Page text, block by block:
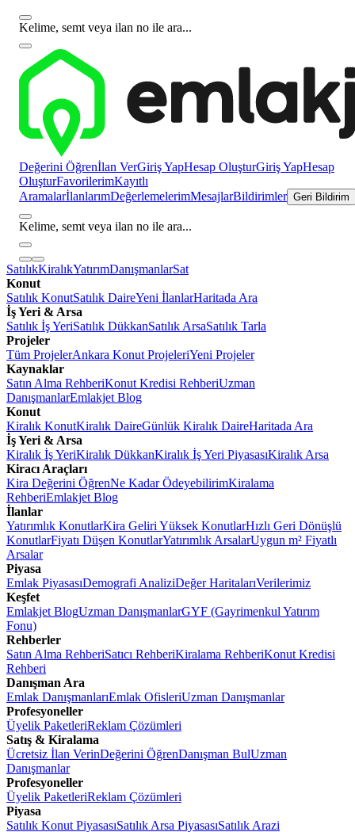
Kelime, semt veya ilan no ile ara...
Değerini Öğrenİlan VerGiriş YapHesap OluşturGiriş YapHesap
OluşturFavorilerimKayıtlı
AramalarİlanlarımDeğerlemelerimMesajlarBildirimler Geri Bildirim
Kelime, semt veya ilan no ile ara...
SatılıkKiralıkYatırımDanışmanlarSat
Konut
Satılık KonutSatılık DaireYeni İlanlarHaritada Ara
İş Yeri & Arsa
Satılık İş YeriSatılık DükkanSatılık ArsaSatılık Tarla
Projeler
Tüm ProjelerAnkara Konut ProjeleriYeni Projeler
Kaynaklar
Satın Alma RehberiKonut Kredisi RehberiUzman
DanışmanlarEmlakjet Blog
Konut
Kiralık KonutKiralık DaireGünlük Kiralık DaireHaritada Ara
İş Yeri & Arsa
Kiralık İş YeriKiralık DükkanKiralık İş Yeri PiyasasıKiralık Arsa
Kiracı Araçları
Kira Değerini ÖğrenNe Kadar ÖdeyebilirimKiralama
RehberiEmlakjet Blog
İlanlar
Yatırımlık KonutlarKira Geliri Yüksek KonutlarHızlı Geri Dönüşlü
KonutlarFiyatı Düşen KonutlarYatırımlık ArsalarUygun m² Fiyatlı
Arsalar
Piyasa
Emlak PiyasasıDemografi AnaliziDeğer HaritalarıVerilerimiz
Keşfet
Emlakjet BlogUzman DanışmanlarGYF (Gayrimenkul Yatırım
Fonu)
Rehberler
Satın Alma RehberiSatıcı RehberiKiralama RehberiKonut Kredisi
Rehberi
Danışman Ara
Emlak DanışmanlarıEmlak OfisleriUzman Danışmanlar
Profesyoneller
Üyelik PaketleriReklam Çözümleri
Satış & Kiralama
Ücretsiz İlan VerinDeğerini ÖğrenDanışman BulUzman
Danışmanlar
Profesyoneller
Üyelik PaketleriReklam Çözümleri
Piyasa
Satılık Konut PiyasasıSatılık Arsa PiyasasıSatılık Arazi